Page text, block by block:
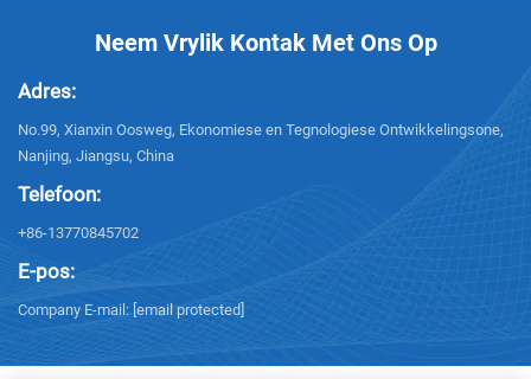
Neem Vrylik Kontak Met Ons Op
Adres:
No.99, Xianxin Oosweg, Ekonomiese en Tegnologiese Ontwikkelingsone,
Nanjing, Jiangsu, China
Telefoon:
+86-13770845702
E-pos:
Company E-mail: [email protected]